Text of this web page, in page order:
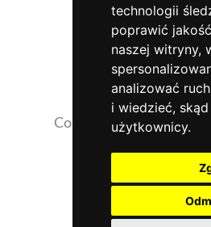
technologii
poprawić
naszej witryny,
analizować
i wiedzieć,
użytkownicy.
Copyrights 2026 ©
Działalność